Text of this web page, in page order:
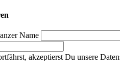
Name
akzeptierst Du unsere